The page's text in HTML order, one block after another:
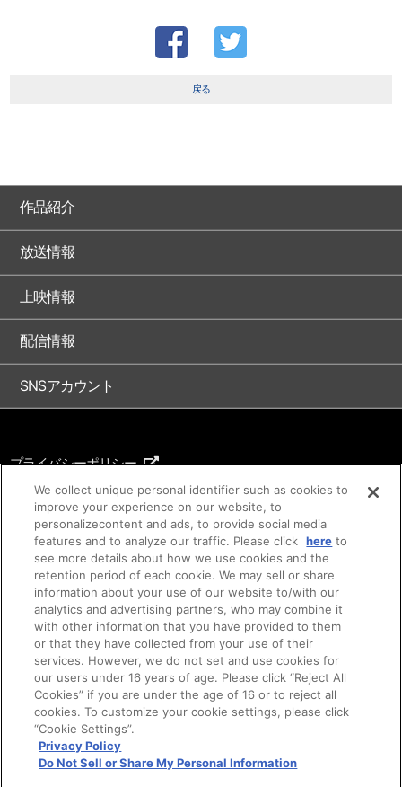
戻る
作品紹介
放送情報
上映情報
配信情報
SNSアカウント
プライバシーポリシー
ご利用条件
著作権について
アイデア等のご提案について
©SUNRISE ©Bandai Namco Filmworks Inc.
ご注意：内容および画像の転載はお断りいたします。
We collect unique personal identifier such as cookies to
improve your experience on our website, to
personalizecontent and ads, to provide social media
features and to analyze our traffic. Please click here to
see more details about how we use cookies and the
retention period of each cookie. We may sell or share
information about your use of our website to/with our
analytics and advertising partners, who may combine it
with other information that you have provided to them
or that they have collected from your use of their
services. However, we do not set and use cookies for
our users under 16 years of age. Please click “Reject All
Cookies” if you are under the age of 16 or to reject all
cookies. To customize your cookie settings, please click
“Cookie Settings”.
Privacy Policy
Do Not Sell or Share My Personal Information